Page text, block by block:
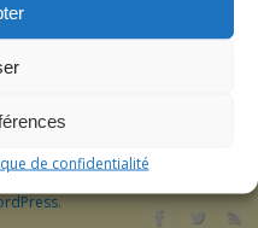
de confidentialité
Sabourault
| Fièrement propulsé par